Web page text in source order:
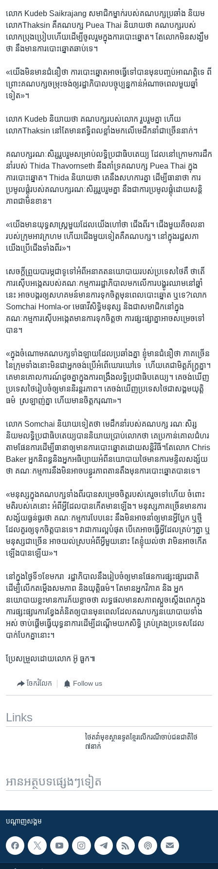
លោក ​Kudeb ​Saikrajang ​សមាជិក​ម្នាក់​របស់​គណបក្ស​ប្រឆាំង ​និយម​
លោក​Thaksin​ គឺ​គណបក្ស​ ​Puea​ Thai និយាយ​ថា​ គណបក្សរ​បស់​
លោក​ប្រុង​ប្រៀប​ហើយ​ដើម្បី​ចូលរួម​ក្នុង​ការបោះឆ្នោត។ ​តែ​លោក​មិន​សង្ឃឹម​
ថា នឹង​មាន​ការបោះឆ្នោត​ឆាប់​ទេ។
«យើង​មិន​មាន​ជំនឿ​ថា ​ការ​បោះ​ឆ្នោត​អាច​ធ្វើ​ទៅ​បាន​មុន​បញ្ចប់​អាណត្ដិ​ទេ ពី​
ព្រោះ​គណបក្ស​ចម្រុះ​ចង់​ឲ្យ​រដ្ឋាភិបាល​បច្ចុប្បន្ន​កាន់​អំណាច​ពេល​មួយឆ្នាំ
ទៀត»។
លោក​ Kudeb​ និយាយ​ថា​ គណបក្ស​របស់​លោក ​រួប​រួមគ្នា ហើយ
លោកThaksin ​នៅ​តែ​មាន​ឥទ្ធិពល​ខ្លាំង​មក​លើ​មេ​ដឹក​នាំ​ជា​ច្រើន​នាក់។
គណបក្សរណៈសិរ្ស​រួបរួម​សម្រាប់​លទ្ធិ​ប្រជាធិបតេយ្យ​ ដែល​នៅ​ក្រោម​ការ​ដឹក​
នាំ​របស់​ Thida​ Thavornseth ​នឹង​គាំ​ទ្រ​គណបក្ស ​Puea ​Thai ​ក្នុង​
ការបោះ​ឆ្នោត។ Thida​ និយាយ​ថា គេ​នឹង​សហការ​គ្នា​ ដើម្បី​ធានា​ថា ​ការ​
ប្រមូល​ផ្តុំ​របស់​គណបក្ស​រណៈសិរ្ស​រួបរួមគ្នា ​នឹង​ជា​ការ​ប្រមូលផ្តុំ​ដោយសន្ដិ
ភាព​ជា​មិនខាន។
«យើង​មានយុទ្ធ​សាស្រ្ដ​មួយ​ដែល​យើង​ហៅ​ថា​ ជើង​ពីរ។ ​ជើង​មួយ​គឺ​ចលនា​
របស់​ក្រុម​អាវក្រហម​ ហើយ​ជើង​មួយ​ទៀត​គឺ​គណបក្ស។ នៅ​ក្នុង​រដ្ឋសភា
យើង​ប្រើ​ជើង​ទាំងពីរ»។
សេច​ក្ដី​ព្រួយ​បារម្ភ​ជា​ទូ​ទៅ​អំពី​អនាគត​នយោបាយ​របស់​ប្រទេស​ថៃ​គឺ ​ថា​តើ​
ការ​ស៊ើប​អង្កេត​របស់​គណៈកម្មការរ​ដ្ឋាភិបាល​មក​លើ​ការ​បង្ហូរ​ឈាម​នៅ​ឆ្នាំ​
នេះ​ អាច​បង្ករ​ឲ្យ​សហគមន៍​មាន​ការ​ទុក​ចិត្ត​មុន​ពេល​បោះឆ្នោត​ ឬ​ទេ​?​លោក​
Somchai ​Homla-or ​មេធាវី​សិទ្ធិមនុស្ស និង​ជា​សមាជិក​នៅ​ក្នុង​
គណៈកម្មការស៊ើបអង្កេតមាន​ការ​ទុក​ចិត្ដ​ថា ​ការ​ផ្សះផ្សា​គ្នា​អាច​សម្រេចទៅ​
បាន។
«ក្នុង​ចំណោម​គណបក្ស​ទាំង​ឡាយ​ដែល​ប្រឆាំង​គ្នា ​ខ្ញុំ​មាន​ជំនឿ​ថា ​ភាគ​ច្រើន​
នៃ​ក្រុម​ទាំង​នោះ​មិន​ជា​អ្នក​ចង់​ប្រើ​អំពើ​ឃោរឃៅ​ទេ ​ ហើយ​គេជាមិត្ដភ័ក្ត្រ​គ្នា។
គេ​មាន​គោល​ការណ៍ដូច​គ្នា​ក្នុង​ការ​ពង្រឹង​លទ្ធិប្រជាធិប​តេយ្យ។ ​គេ​ចង់​ឃើញ​
ប្រទេស​ថៃ​រៀបចំ​ឲ្យ​មាន​និរន្ដរភាព។ ​គេ​ចង់​ឃើញ​ប្រទេស​ថៃ​ជា​សង្គម​យុត្ដិ
ធម៌ ​ ស្រឡាញ់​គ្នា​ ហើយ​មានចិត្ដ​ករុណា»។
លោក ​Somchai​ និយាយ​ទៀត​ថា មេដឹកនាំ​របស់​គណបក្ស​ រណៈសិរ្ស​
និយម​លទ្ធិប្រជាធិប​តេយ្យ​បាន​និយាយប្រាប់លោកថា​ គេ​ប្រកាន់​គោល​ជំហ​រ
តាម​ផែនការ​ដើម្បី​ធានា​ឲ្យ​មាន​ការ​បោះឆ្នោត​ដោយ​សន្ដិវិធី។​តែលោក ​Chris​
Baker​ អ្នក​និពន្ធ​និង​អ្នក​អធិប្បាយ​អំពី​នយោ​បាយថៃ​មាន​ការ​មន្ទិល​សង្ស័យ​
ថា គណៈកម្មការ​នឹង​មិន​អាច​បន្ធូរ​ភាព​តានតឹង​មុន​ការ​បោះឆ្នោត​បាន​ទេ។
«មនុស្ស​ក្នុង​គណបក្ស​ទាំង​ពីរ​បាន​សម្រេច​ចិត្ដ​របស់​គេ​រួច​ទៅ​ហើយ​ ចំពោះ​
មតិ​របស់​គេ​នោះ អំពី​អ្វី​ដែល​បាន​កើត​មាន​ឡើង។ ​មនុស្ស​ភាគ​ច្រើន​មាន​ការ​
សង្ស័យ​ធ្ងន់ធ្ងរ​ថា គណៈកម្មការ​បែប​នេះ ​នឹង​មិន​អាច​នាំ​ឲ្យ​មាន​អ្វី​ប្លែក ឬ​ថ្មី​
ដែល​គួរ​ឲ្យ​ទុក​ចិត្ដ​បាន​ទេ។ វា​ជា​ការ​ល្អបំ​ផុត​ បើ​គេ​អាច​ធ្វើ​អ្វី​ដែល​គ្រប់​ៗ​គ្នា ​ឬ​
មនុស្ស​ជា​ច្រើន​ អាច​យល់​ស្រប​អំពី​អ្វីមួយ​នោះ តែ​ខ្ញុំ​យល់​ថា​ វា​មិន​អាច​កើត​
ឡើង​បាន​ឡើយ»។
នៅ​ក្នុង​ថ្ងៃ​ទី​១ខែ​មករា​ ​ រដ្ឋាភិបាល​នឹង​រៀបចំ​ឲ្យ​មាន​ផែនការ​ផ្សះ​ផ្សារ​ជាតិ​
ដើម្បី​លើក​តម្កើង​សមភាព​ និង​យុត្ដិធម៌។​ តែ​មា​នអ្នកវិ​ភាគ​ និង​ អ្នក
នយោបាយ​ខ្លះ​មាន​ការ​ភ័យ​ខ្លាច​ថា​ ​លទ្ធផល​មាន​សភាព​ស្ដួច​ស្ដើងពេក​ក្នុង​
ការ​ផ្សះផ្សារ​ការ​ខ្វែង​គំនិត​ឲ្យ​បាន​មុន​ពេល​ដែល​គណបក្ស​នយោបាយ​ទាំង
អស់​ ចាប់​ផ្ដើម​ធ្វើ​យុទ្ធនាការ​ដើម្បី​ដណ្ដើម​យក​សិទ្ធិ​ គ្រប់គ្រង​ប្រទេស​ដែល​
បាក់បែកគ្នានោះ។
ប្រែ​សម្រួល​ដោយ​លោក ​អ៊ូ ​ធួក៕
ចែករំលែក Follow us
Links
ថៃ​តវ៉ា​មុខ​ស្ថាន​ទូត​ខ្មែរ​លើ​ករណី​ចាប់​ជន​ជាតិ​ថៃ​
៧នាក់
អានអត្ថបទផ្សេងៗទៀត
បណ្តាញ​សង្គម